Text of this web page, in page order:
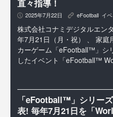
直々指導！
P 2025年7月22日 K eFootball, イ
株式会社コナミデジタルエン
年7月21日（月・祝） 、 家庭
カーゲーム「eFootball™」シ
したイベント「eFootball™
「eFootball™」シリー
表! 毎年7月21日を「